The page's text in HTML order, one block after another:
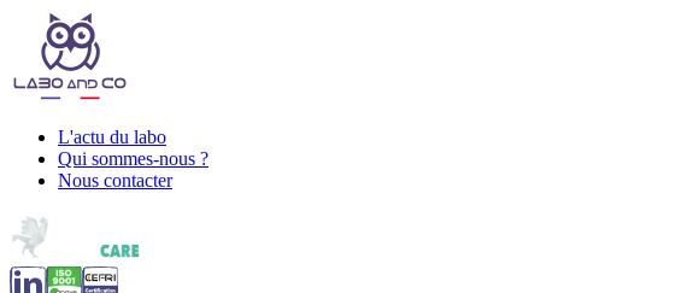
L'actu du labo
Qui sommes-nous ?
Nous contacter